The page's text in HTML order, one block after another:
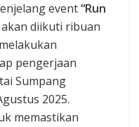
event“Run
diikuti ribuan
pengerjaan
Sumpang
2025.
memastikan